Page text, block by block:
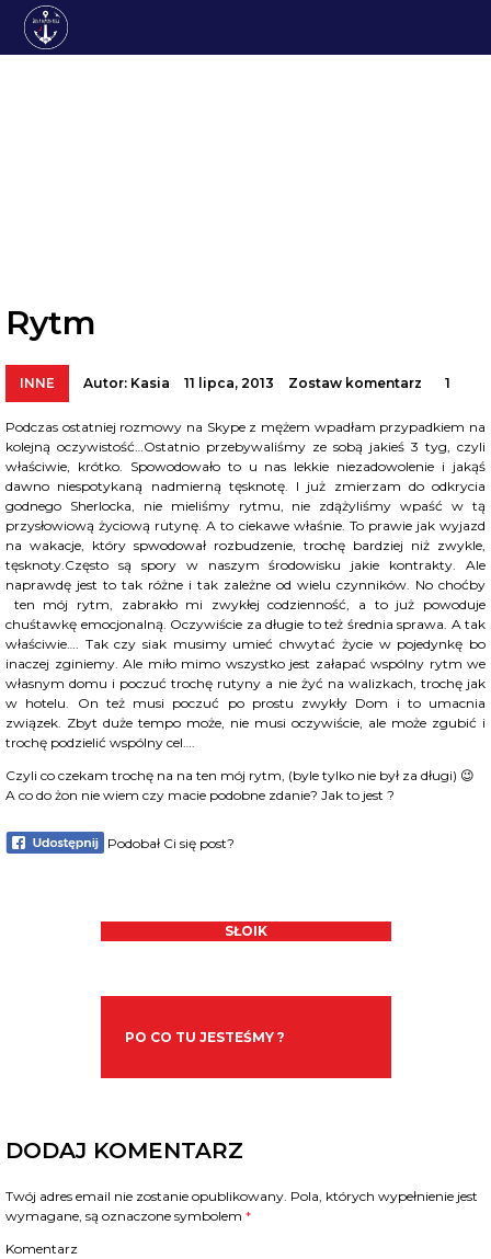
Rytm
INNE Autor: Kasia 11 lipca, 2013 Zostaw komentarz 1
Podczas ostatniej rozmowy na Skype z mężem wpadłam przypadkiem na
kolejną oczywistość…Ostatnio przebywaliśmy ze sobą jakieś 3 tyg, czyli
właściwie, krótko. Spowodowało to u nas lekkie niezadowolenie i jakąś
dawno niespotykaną nadmierną tęsknotę. I już zmierzam do odkrycia
godnego Sherlocka, nie mieliśmy rytmu, nie zdążyliśmy wpaść w tą
przysłowiową życiową rutynę.A to ciekawe właśnie. To prawie jak wyjazd
na wakacje, który spwodował rozbudzenie, trochę bardziej niż zwykle,
tęsknoty.Często są spory w naszym środowisku jakie kontrakty. Ale
naprawdę jest to tak różne i tak zależne od wielu czynników. No choćby
ten mój rytm, zabrakło mi zwykłej codzienność, a to już powoduje
chuśtawkę emocjonalną. Oczywiście za długie to też średnia sprawa. A tak
właściwie…. Tak czy siak musimy umieć chwytać życie w pojedynkę bo
inaczej zginiemy. Ale miło mimo wszystko jest załapać wspólny rytm we
własnym domu i poczuć trochę rutyny a nie żyć na walizkach, trochę jak
w hotelu. On też musi poczuć po prostu zwykły Dom i to umacnia
związek. Zbyt duże tempo może, nie musi oczywiście, ale może zgubić i
trochę podzielić wspólny cel….
Czyli co czekam trochę na na ten mój rytm, (byle tylko nie był za długi) 😉
A co do żon nie wiem czy macie podobne zdanie? Jak to jest ?
Podobał Ci się post?
SŁOIK
PO CO TU JESTEŚMY ?
DODAJ KOMENTARZ
Twój adres email nie zostanie opublikowany. Pola, których wypełnienie jest
wymagane, są oznaczone symbolem *
Komentarz